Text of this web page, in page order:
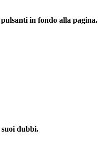
in fondo alla pagina.
dubbi.